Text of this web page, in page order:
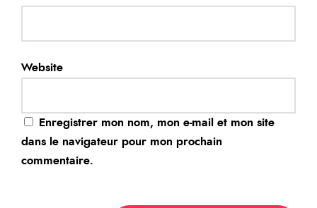
Website
Enregistrer mon nom, mon e-mail et mon site
dans le navigateur pour mon prochain
commentaire.